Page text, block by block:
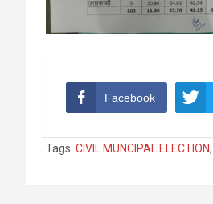
Facebook
Tags: CIVIL MUNCIPAL ELECTION,